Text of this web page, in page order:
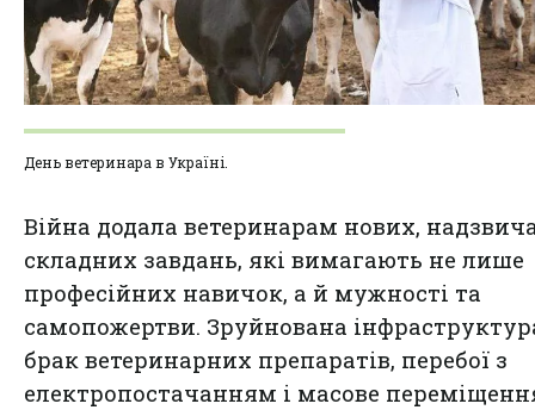
День ветеринара в Україні.
Війна додала ветеринарам нових,
складних завдань, які вимагають не лише
професійних навичок, а й мужності та
самопожертви. Зруйнована
брак ветеринарних препаратів, перебої з
електропостачанням і масове